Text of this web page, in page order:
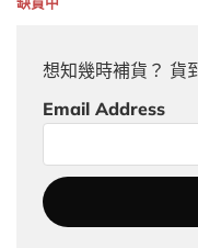
想知幾時補貨？ 貨
Email Address